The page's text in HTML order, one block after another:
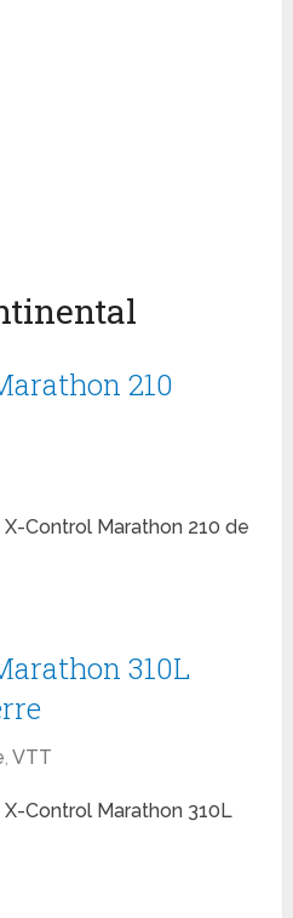
210
Control Marathon 210 de
310L
,VTT
Control Marathon 310L